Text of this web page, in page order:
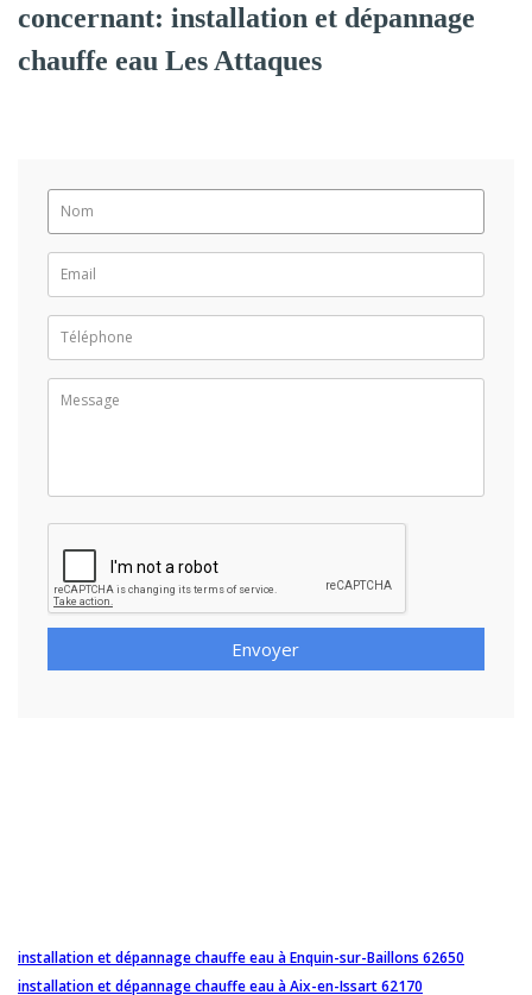
concernant: installation et dépannage
chauffe eau Les Attaques
Envoyer
installation et dépannage chauffe eau à Enquin-sur-Baillons 62650
installation et dépannage chauffe eau à Aix-en-Issart 62170